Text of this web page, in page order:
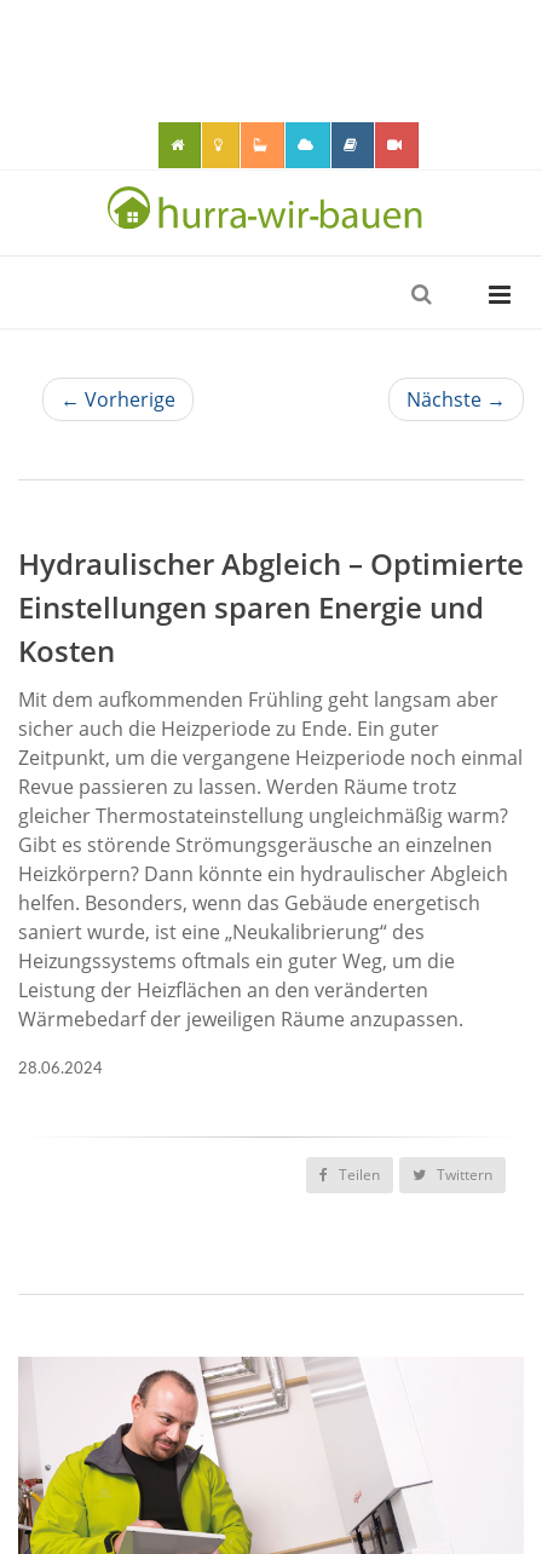
← Vorherige Nächste →
Hydraulischer Abgleich – Optimierte
Einstellungen sparen Energie und
Kosten
Mit dem aufkommenden Frühling geht langsam aber
sicher auch die Heizperiode zu Ende. Ein guter
Zeitpunkt, um die vergangene Heizperiode noch einmal
Revue passieren zu lassen. Werden Räume trotz
gleicher Thermostateinstellung ungleichmäßig warm?
Gibt es störende Strömungsgeräusche an einzelnen
Heizkörpern? Dann könnte ein hydraulischer Abgleich
helfen. Besonders, wenn das Gebäude energetisch
saniert wurde, ist eine „Neukalibrierung“ des
Heizungssystems oftmals ein guter Weg, um die
Leistung der Heizflächen an den veränderten
Wärmebedarf der jeweiligen Räume anzupassen.
28.06.2024
Teilen Twittern